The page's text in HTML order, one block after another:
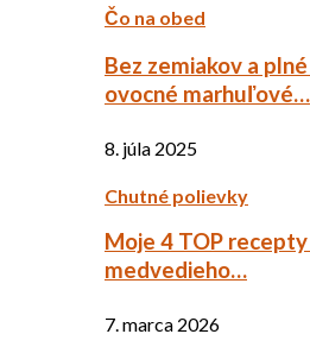
Čo na obed
Bez zemiakov a
ovocné marhuľové…
8. júla 2025
Chutné polievky
Moje 4 TOP
medvedieho…
7. marca 2026